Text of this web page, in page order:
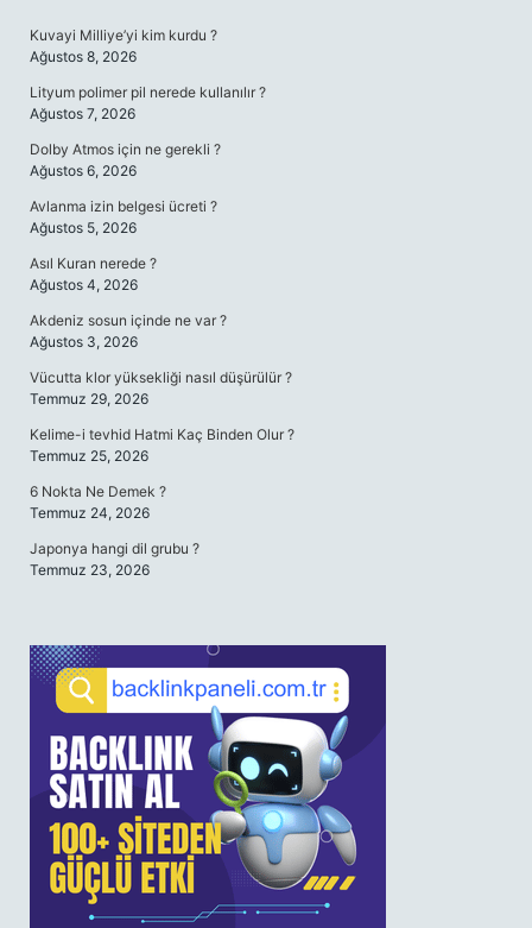
Kuvayi Milliye’yi kim kurdu ?
Ağustos 8, 2026
Lityum polimer pil nerede kullanılır ?
Ağustos 7, 2026
Dolby Atmos için ne gerekli ?
Ağustos 6, 2026
Avlanma izin belgesi ücreti ?
Ağustos 5, 2026
Asıl Kuran nerede ?
Ağustos 4, 2026
Akdeniz sosun içinde ne var ?
Ağustos 3, 2026
Vücutta klor yüksekliği nasıl düşürülür ?
Temmuz 29, 2026
Kelime-i tevhid Hatmi Kaç Binden Olur ?
Temmuz 25, 2026
6 Nokta Ne Demek ?
Temmuz 24, 2026
Japonya hangi dil grubu ?
Temmuz 23, 2026